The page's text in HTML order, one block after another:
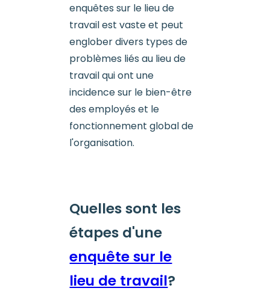
enquêtes sur le lieu de
travail est vaste et peut
englober divers types de
problèmes liés au lieu de
travail qui ont une
incidence sur le bien-être
des employés et le
fonctionnement global de
l'organisation.
Quelles sont les
étapes d'une
enquête sur le
lieu de travail?